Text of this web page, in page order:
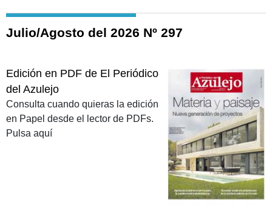
Julio/Agosto del 2026 Nº 297
Edición en PDF de El Periódico
del Azulejo
Consulta cuando quieras la edición
en Papel desde el lector de PDFs.
Pulsa aquí